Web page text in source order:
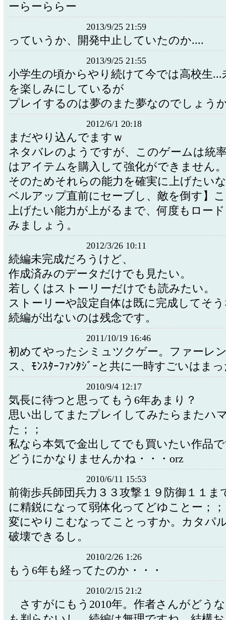
ーらーららー
2013/9/25 21:59
っていうか、開発中止していたのか....
2013/9/25 21:55
小学生の頃からやり続けて今では高校生...
を楽しみにしているが
プレイするのは夢のまた夢なのでしょう
2012/6/1 20:18
まだやり込んでますｗ
ネタバレのようですが、このゲームは統
はアイテムを購入して強化ができません。
そのためそれらの能力を確実に上げたい
ベルアップ直前にセーブし、敵を倒す】
上げたい能力が上がるまで、何度もロー
みましょう。
2012/3/26 10:11
続編未完成だろうけど、
作成済みのデータだけでも見たい。
若しくはストーリーだけでも読みたい。
ストーリーや設定自体は既に完成してそ
続編が出ないのは残念です。
2011/10/19 16:46
初めてやったシミュツクゲー。ファーレ
ス、ﾓﾝｽﾀｰﾌｧﾝﾀｼﾞｰと共に一時すごいはま
2010/9/4 12:17
気長に待つと思ってもう6年あまり？
思い出してまたプレイしてみたらまたハ
た；；
私なら本気で金出してでも買いたい作品
どうにかなりませんかね・・・orz
2010/6/11 15:53
前衛歩兵師団兵力３３攻撃１９防御１１ま
に精鋭になって弱体化ってどゆことー；；
変にやりこむなってことっすか。カタパ
破壊できるし。
2010/2/26 1:26
もう6年も経ってたのか・・・
2010/2/15 21:2
さすがにもう2010年。作者さんがどう